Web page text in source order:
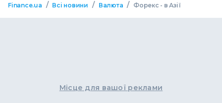
Finance.ua / Всі новини / Валюта / Форекс - в Азії
Місце для вашої реклами